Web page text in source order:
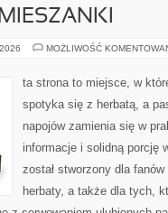
MOŻLIWOŚĆ
ta strona to miejsce, w
spotyka się z herbatą, a
napojów zamienia się w
informacje i solidną porcję
został stworzony dla
herbaty, a także dla tych,